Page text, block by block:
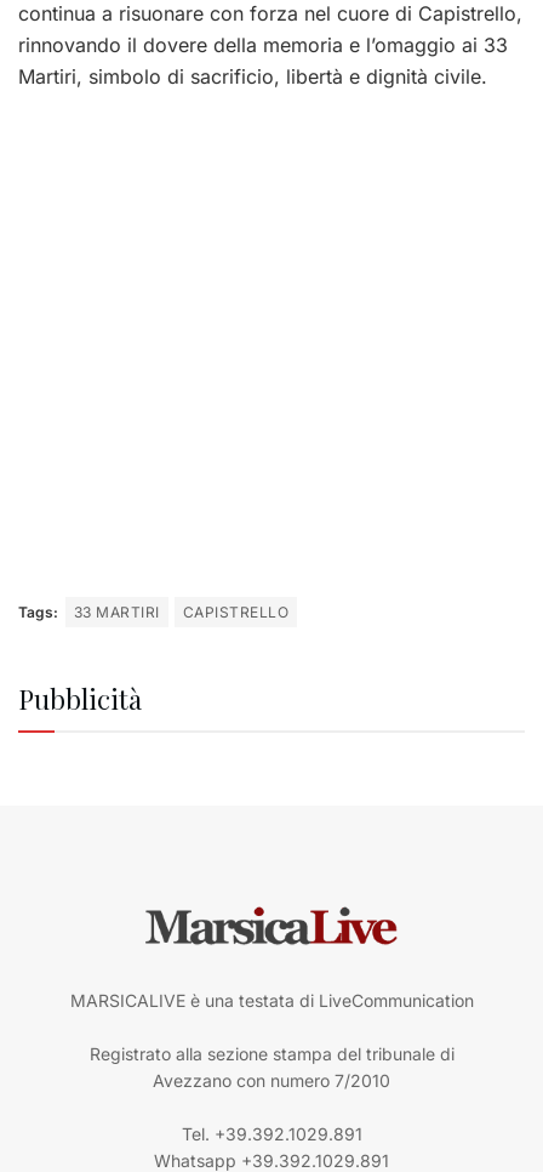
continua a risuonare con forza nel cuore di Capistrello,
rinnovando il dovere della memoria e l’omaggio ai 33
Martiri, simbolo di sacrificio, libertà e dignità civile.
Tags: 33 MARTIRI CAPISTRELLO
Pubblicità
MARSICALIVE è una testata di LiveCommunication
Registrato alla sezione stampa del tribunale di
Avezzano con numero 7/2010
Tel. +39.392.1029.891
Whatsapp +39.392.1029.891